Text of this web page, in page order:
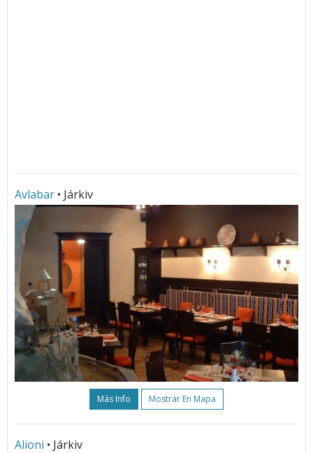
Avlabar • Járkiv
Más Info Mostrar En Mapa
Alioni • Járkiv